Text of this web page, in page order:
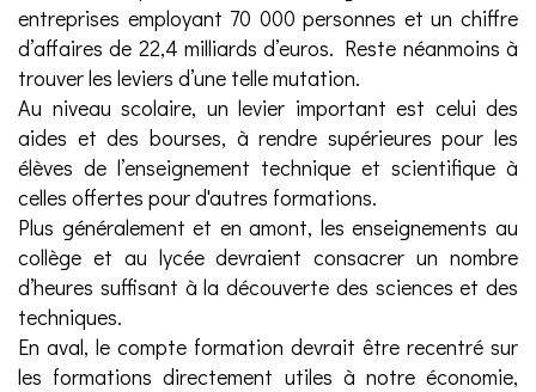
entreprises employant 70 000 personnes et un chiffre
d’affaires de 22,4 milliards d’euros. Reste néanmoins à
trouver les leviers d’une telle mutation.
Au niveau scolaire, un levier important est celui des
aides et des bourses, à rendre supérieures pour les
élèves de l’enseignement technique et scientifique à
celles offertes pour d'autres formations.
Plus généralement et en amont, les enseignements au
collège et au lycée devraient consacrer un nombre
d’heures suffisant à la découverte des sciences et des
techniques.
En aval, le compte formation devrait être recentré sur
les formations directement utiles à notre économie,